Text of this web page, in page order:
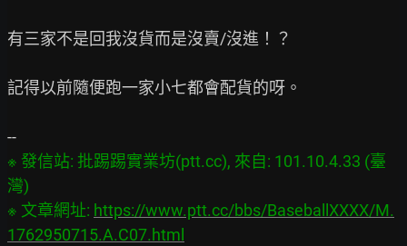
有三家不是回我沒貨而是沒賣/沒進！？
記得以前隨便跑一家小七都會配貨的呀。
※ 發信站: 批踢踢實業坊(ptt.cc), 來自: 101.10.4.33 (臺
灣)
※ 文章網址: https://www.ptt.cc/bbs/BaseballXXXX/M.
1762950715.A.C07.html